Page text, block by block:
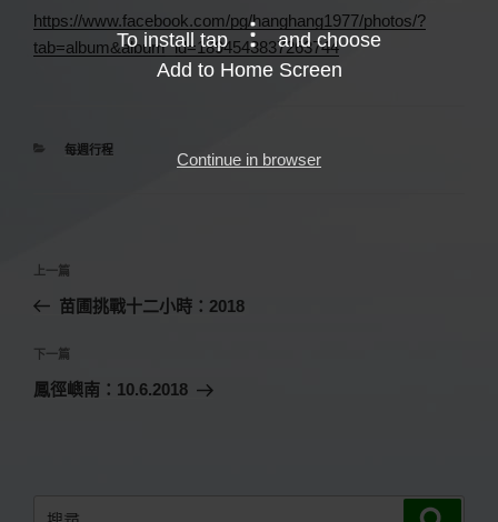
https://www.facebook.com/pg/hanghang1977/photos/?
tab=album&album_id=1894543837263744
分
每週行程
文
覽
上
一
文
章
上一篇
苗圃挑戰十二小時：2018
下
一
下一篇
鳳徑嶼南：10.6.2018
To install tap
and choose
Add to Home Screen
Continue in browser